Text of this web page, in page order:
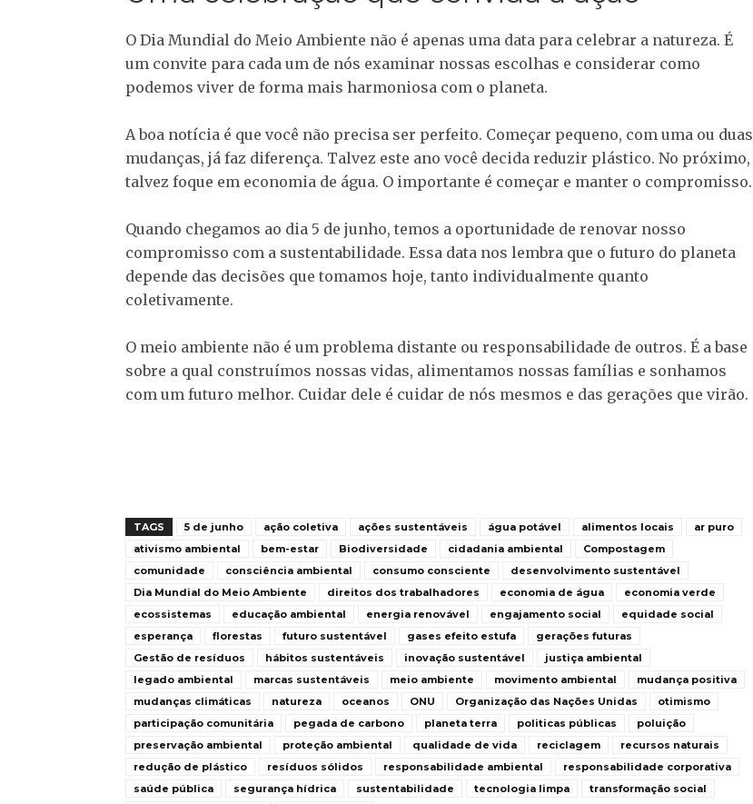
O Dia Mundial do Meio Ambiente não é apenas uma data para celebrar a natureza. É
um convite para cada um de nós examinar nossas escolhas e considerar como
podemos viver de forma mais harmoniosa com o planeta.
A boa notícia é que você não precisa ser perfeito. Começar pequeno, com uma ou duas
mudanças, já faz diferença. Talvez este ano você decida reduzir plástico. No próximo,
talvez foque em economia de água. O importante é começar e manter o compromisso.
Quando chegamos ao dia 5 de junho, temos a oportunidade de renovar nosso
compromisso com a sustentabilidade. Essa data nos lembra que o futuro do planeta
depende das decisões que tomamos hoje, tanto individualmente quanto
coletivamente.
O meio ambiente não é um problema distante ou responsabilidade de outros. É a base
sobre a qual construímos nossas vidas, alimentamos nossas famílias e sonhamos
com um futuro melhor. Cuidar dele é cuidar de nós mesmos e das gerações que virão.
TAGS 5 de junho ação coletiva ações sustentáveis água potável alimentos locais
ar puro
ativismo ambiental
bem-estar Biodiversidade cidadania ambiental
Compostagem
comunidade
consciência ambiental consumo consciente
desenvolvimento sustentável
Dia Mundial do Meio Ambiente
direitos dos trabalhadores economia de água
economia verde
ecossistemas
educação ambiental energia renovável engajamento social
equidade social
esperança
florestas futuro sustentável gases efeito estufa
gerações futuras
Gestão de resíduos
hábitos sustentáveis inovação sustentável
justiça ambiental
legado ambiental
marcas sustentáveis meio ambiente movimento ambiental
mudança positiva
mudanças climáticas
natureza oceanos ONU Organização das Nações Unidas
otimismo
participação comunitária
pegada de carbono planeta terra politicas públicas
poluição
preservação ambiental
proteção ambiental qualidade de vida reciclagem
recursos naturais
redução de plástico
resíduos sólidos responsabilidade ambiental
responsabilidade corporativa
saúde pública
segurança hídrica sustentabilidade tecnologia limpa transformação social